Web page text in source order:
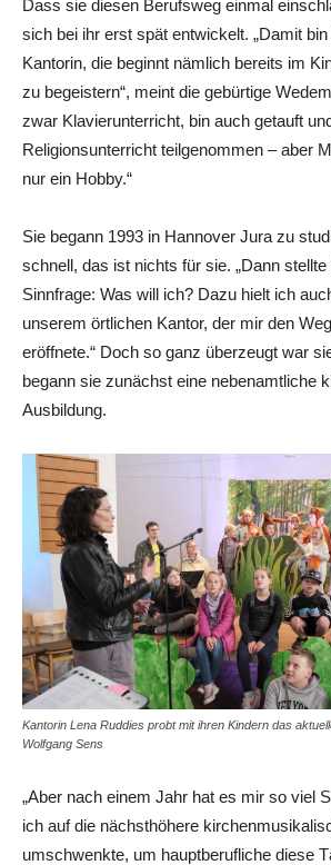
Dass sie diesen Berufsweg einmal
sich bei ihr erst spät entwickelt. „Damit
Kantorin, die beginnt nämlich bereits im
zu begeistern“, meint die gebürtige
zwar Klavierunterricht, bin auch getauft
Religionsunterricht teilgenommen – aber
nur ein Hobby.“
Sie begann 1993 in Hannover Jura zu
schnell, das ist nichts für sie. „Dann
Sinnfrage: Was will ich? Dazu hielt ich
unserem örtlichen Kantor, der mir den
eröffnete.“ Doch so ganz überzeugt war
begann sie zunächst eine nebenamtliche
Ausbildung.
Kantorin Lena Ruddies probt mit ihren Kindern das
Wolfgang Sens
„Aber nach einem Jahr hat es mir so viel
ich auf die nächsthöhere
umschwenkte, um hauptberufliche diese